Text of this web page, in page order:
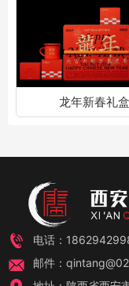
龙年新春礼盒
电话：
邮件：